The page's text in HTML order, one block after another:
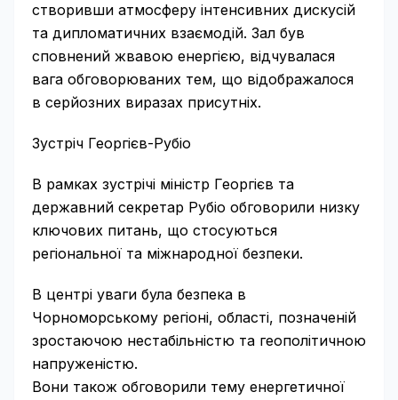
створивши атмосферу інтенсивних дискусій
та дипломатичних взаємодій. Зал був
сповнений жвавою енергією, відчувалася
вага обговорюваних тем, що відображалося
в серйозних виразах присутніх.
Зустріч Георгієв-Рубіо
В рамках зустрічі міністр Георгієв та
державний секретар Рубіо обговорили низку
ключових питань, що стосуються
регіональної та міжнародної безпеки.
В центрі уваги була безпека в
Чорноморському регіоні, області, позначеній
зростаючою нестабільністю та геополітичною
напруженістю.
Вони також обговорили тему енергетичної